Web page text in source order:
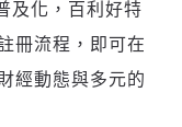
及化，百利好特
冊流程，即可在
經動態與多元的